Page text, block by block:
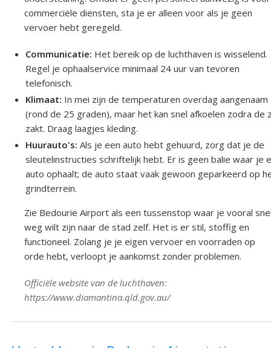
commerciële diensten, sta je er alleen voor als je geen
vervoer hebt geregeld.
Communicatie: Het bereik op de luchthaven is wisselend.
Regel je ophaalservice minimaal 24 uur van tevoren
telefonisch.
Klimaat: In mei zijn de temperaturen overdag aangenaam
(rond de 25 graden), maar het kan snel afkoelen zodra de
zakt. Draag laagjes kleding.
Huurauto's: Als je een auto hebt gehuurd, zorg dat je de
sleutelinstructies schriftelijk hebt. Er is geen balie waar je
auto ophaalt; de auto staat vaak gewoon geparkeerd op
grindterrein.
Zie Bedourie Airport als een tussenstop waar je vooral
weg wilt zijn naar de stad zelf. Het is er stil, stoffig en
functioneel. Zolang je je eigen vervoer en voorraden op
orde hebt, verloopt je aankomst zonder problemen.
Officiële website van de luchthaven:
https://www.diamantina.qld.gov.au/